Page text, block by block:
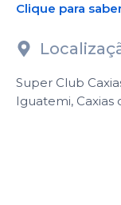
Clique para
Super Club
Iguatemi, Caxias